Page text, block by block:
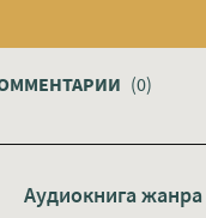
(0)
Аудиокнига жанра